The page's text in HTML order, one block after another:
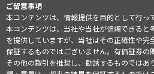
ご留意事項
本コンテンツは、情報提供を目的として行っ
本コンテンツは、当社や当社が信頼できると
を提供していますが、当社はその正確性や完
保証するものではございません。有価証券の
その他の取引を推奨し、勧誘するものでは